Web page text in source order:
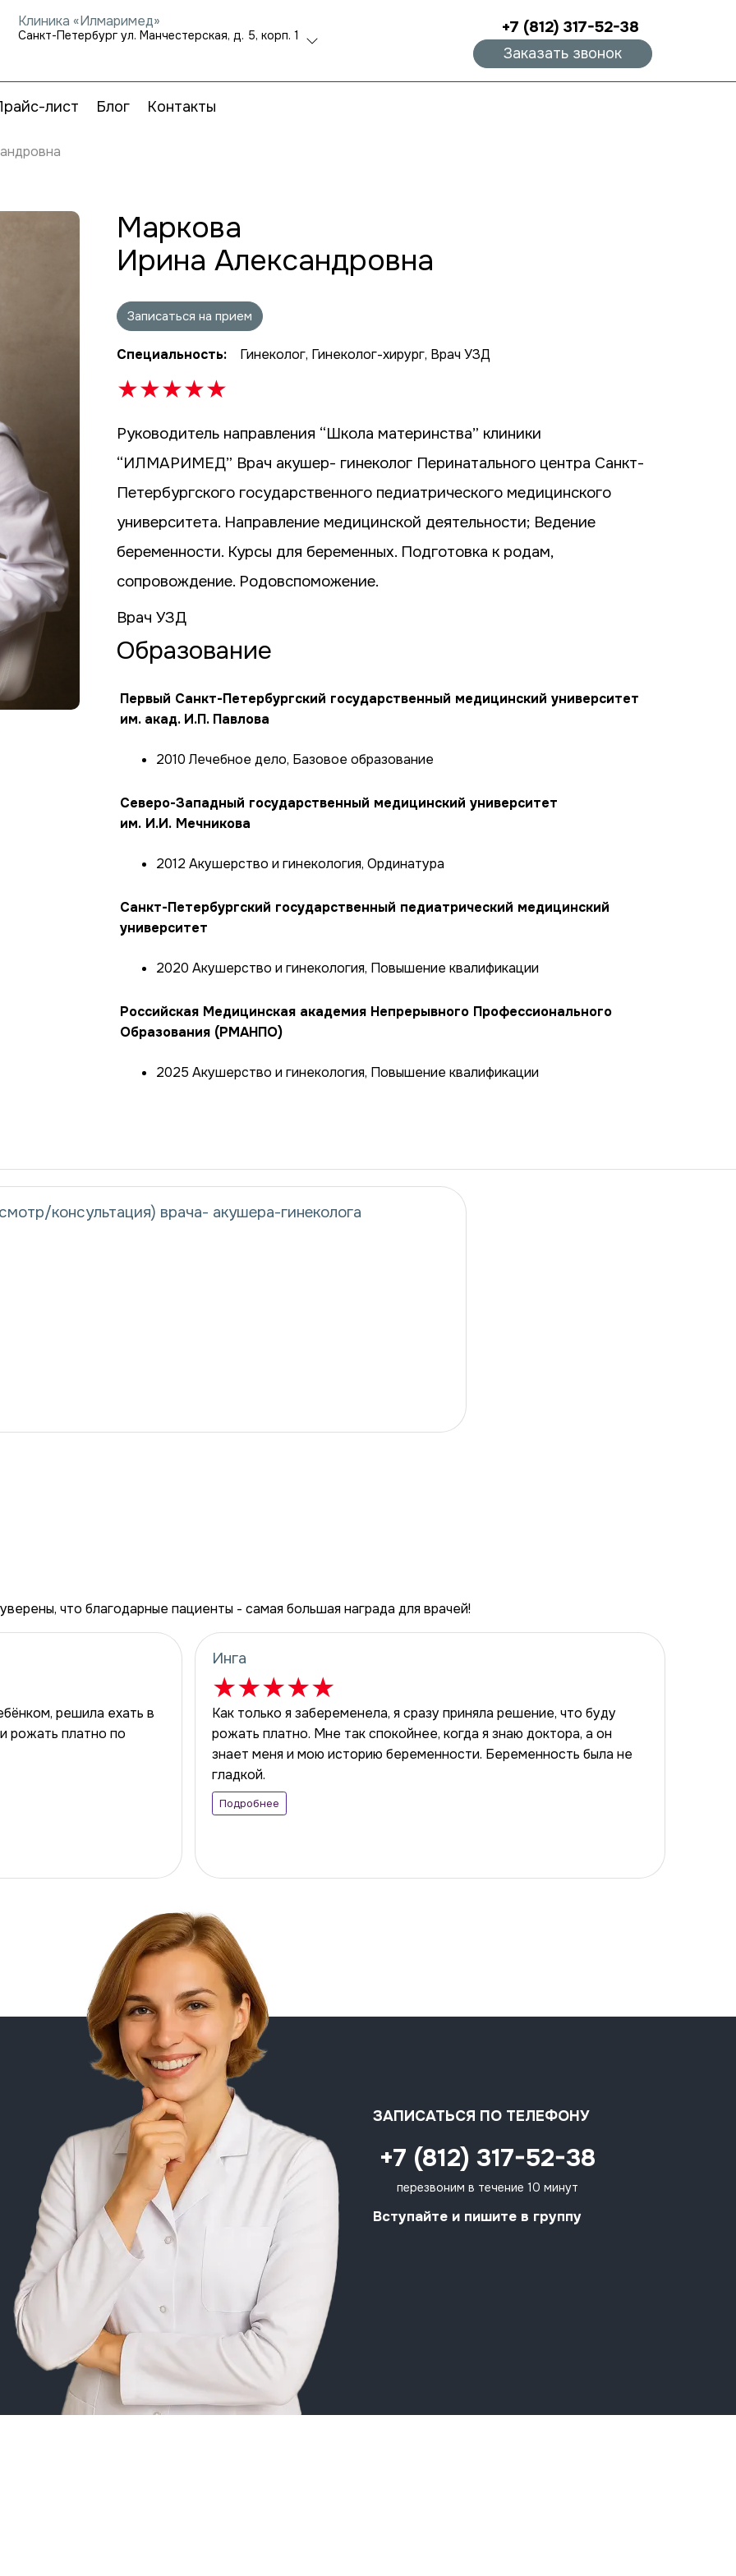
Клиника «Илмаримед»
Санкт-Петербург ул. Манчестерская, д. 5, корп. 1 +7 (812) 317-52-38
Заказать звонок
лист Блог Контакты
Маркова
Ирина Александровна
Записаться на прием
Специальность: Гинеколог, Гинеколог-хирург, Врач УЗД
★★★★★
Руководитель направления “Школа материнства” клиники
“ИЛМАРИМЕД” Врач акушер- гинеколог Перинатального центра Санкт-
Петербургского государственного педиатрического медицинского
университета. Направление медицинской деятельности; Ведение
беременности. Курсы для беременных. Подготовка к родам,
сопровождение. Родовспоможение.
Врач УЗД
Образование
Первый Санкт-Петербургский государственный медицинский университет
им. акад. И.П. Павлова
2010 Лечебное дело, Базовое образование
Северо-Западный государственный медицинский университет
им. И.И. Мечникова
2012 Акушерство и гинекология, Ординатура
Санкт-Петербургский государственный педиатрический медицинский
университет
2020 Акушерство и гинекология, Повышение квалификации
Российская Медицинская академия Непрерывного Профессионального
Образования (РМАНПО)
2025 Акушерство и гинекология, Повышение квалификации
консультация) врача- акушера-гинеколога
что благодарные пациенты - самая большая награда для врачей!
решила ехать в
рожать платно по
Инга
★★★★★
Как только я забеременела, я сразу приняла решение, что буду
рожать платно. Мне так спокойнее, когда я знаю доктора, а он
знает меня и мою историю беременности. Беременность была не
гладкой.
Подробнее
ЗАПИСАТЬСЯ ПО ТЕЛЕФОНУ
+7 (812) 317-52-38
перезвоним в течение 10 минут
Вступайте и пишите в группу